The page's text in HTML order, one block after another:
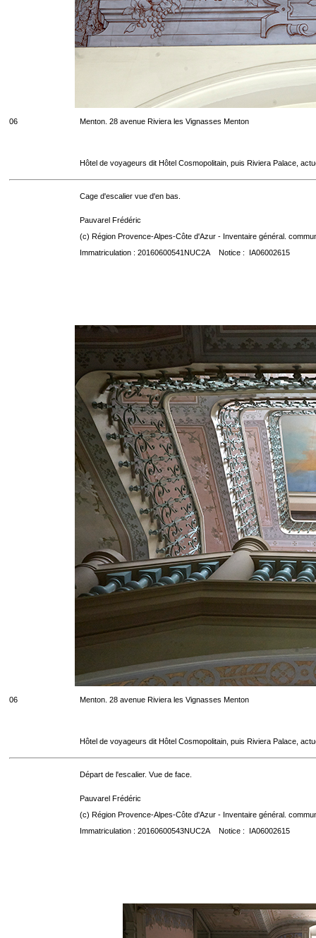
06 Menton. 28 avenue Riviera les Vignasses Menton
Hôtel de voyageurs dit Hôtel Cosmopolitain, puis Riviera Palace,
Cage d'escalier vue d'en bas.
Pauvarel Frédéric
(c) Région Provence-Alpes-Côte d'Azur - Inventaire général.
Immatriculation : 20160600541NUC2A Notice : IA06002615
06 Menton. 28 avenue Riviera les Vignasses Menton
Hôtel de voyageurs dit Hôtel Cosmopolitain, puis Riviera Palace,
Départ de l'escalier. Vue de face.
Pauvarel Frédéric
(c) Région Provence-Alpes-Côte d'Azur - Inventaire général.
Immatriculation : 20160600543NUC2A Notice : IA06002615